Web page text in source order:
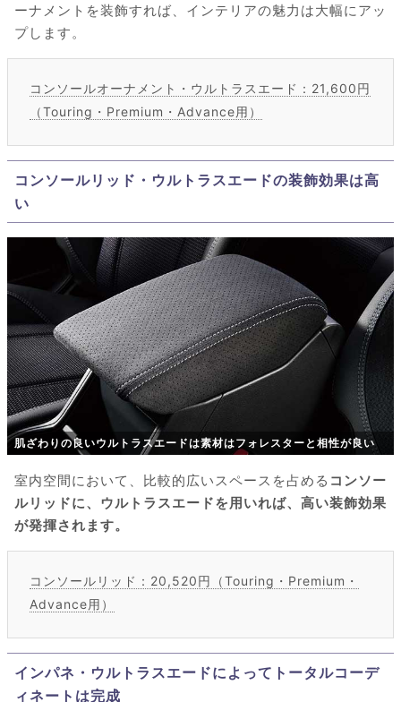
ーナメントを装飾すれば、インテリアの魅力は大幅にアッ
プします。
コンソールオーナメント・ウルトラスエード：21,600円
（Touring・Premium・Advance用）
コンソールリッド・ウルトラスエードの装飾効果は高
い
肌ざわりの良いウルトラスエードは素材はフォレスターと相性が良い
室内空間において、比較的広いスペースを占める コンソー
ルリッドに、ウルトラスエードを用いれば、高い装飾効果
が発揮されます。
コンソールリッド：20,520円（Touring・Premium・
Advance用）
インパネ・ウルトラスエードによってトータルコーデ
ィネートは完成